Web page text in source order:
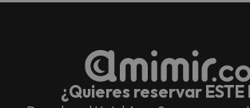
¿Quieres reservar